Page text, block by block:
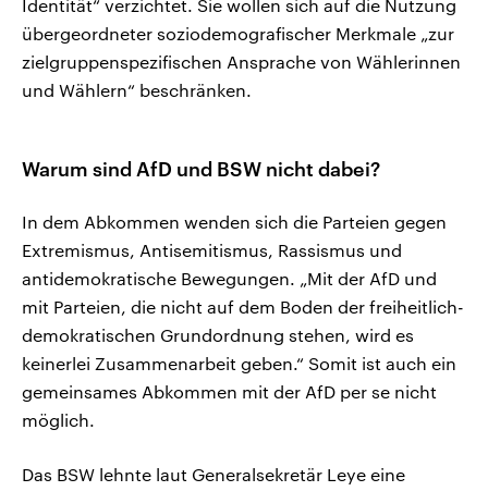
Identität“ verzichtet. Sie wollen sich auf die Nutzung
übergeordneter soziodemografischer Merkmale „zur
zielgruppenspezifischen Ansprache von Wählerinnen
und Wählern“ beschränken.
Warum sind AfD und BSW nicht dabei?
In dem Abkommen wenden sich die Parteien gegen
Extremismus, Antisemitismus, Rassismus und
antidemokratische Bewegungen. „Mit der AfD und
mit Parteien, die nicht auf dem Boden der freiheitlich-
demokratischen Grundordnung stehen, wird es
keinerlei Zusammenarbeit geben.“ Somit ist auch ein
gemeinsames Abkommen mit der AfD per se nicht
möglich.
Das BSW lehnte laut Generalsekretär Leye eine